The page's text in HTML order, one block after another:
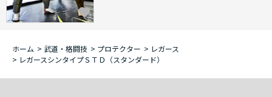
ホーム > 武道・格闘技 > プロテクター > レガース
> レガースシンタイプＳＴＤ（スタンダード）